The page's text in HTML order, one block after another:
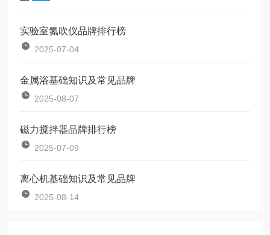
实验室氮吹仪品牌排行榜
2025-07-04
金属浴基础知识及常见品牌
2025-08-07
磁力搅拌器品牌排行榜
2025-07-09
离心机基础知识及常见品牌
2025-08-14